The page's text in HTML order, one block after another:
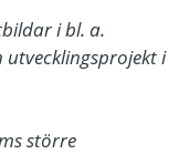
i bl. a.
i
större